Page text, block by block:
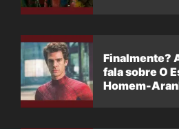
Finalmente?
fala sobre O
Homem-